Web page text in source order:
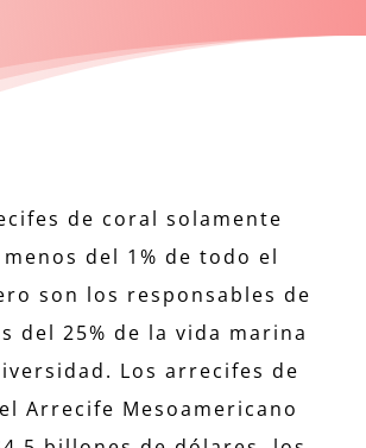
de coral solamente
del 1% de todo el
son los responsables de
del 25% de la vida marina
Los arrecifes de
Arrecife Mesoamericano